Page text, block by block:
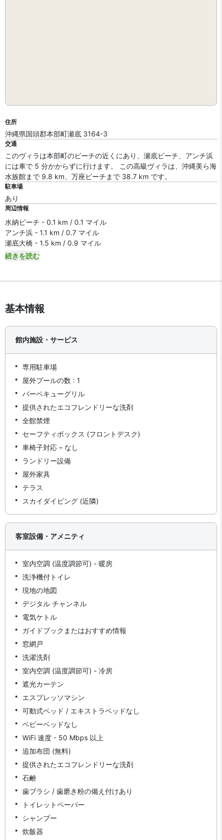
住所
沖縄県国頭郡本部町瀬底 3164-3
交通
このヴィラは本部町のビーチの近くにあり、瀬底ビーチ、アンチ浜
には車で 5 分かからずに行けます。 この高級ヴィラは、沖縄美ら海
水族館まで 9.8 km、万座ビーチまで 38.7 km です。
駐車場
あり
周辺情報
水納ビーチ - 0.1 km / 0.1 マイル
アンチ浜 - 1.1 km / 0.7 マイル
瀬底大橋 - 1.5 km / 0.9 マイル
続きを読む
基本情報
館内施設・サービス
専用駐車場
屋外プールの数 : 1
バーベキューグリル
提供されたエコフレンドリーな洗剤
全館禁煙
セーフティボックス (フロントデスク)
車椅子対応 – なし
ランドリー設備
屋外家具
テラス
スカイダイビング (近隣)
客室設備・アメニティ
室内空調 (温度調節可) - 暖房
洗浄機付トイレ
現地の地図
デジタル チャンネル
電気ケトル
ガイドブックまたはおすすめ情報
窓網戸
洗濯洗剤
室内空調 (温度調節可) - 冷房
遮光カーテン
エスプレッソマシン
可動式ベッド / エキストラベッドなし
ベビーベッドなし
WiFi 速度 - 50 Mbps 以上
追加布団 (無料)
提供されたエコフレンドリーな洗剤
石鹸
歯ブラシ / 歯磨き粉の備え付けあり
トイレットペーパー
シャンプー
炊飯器